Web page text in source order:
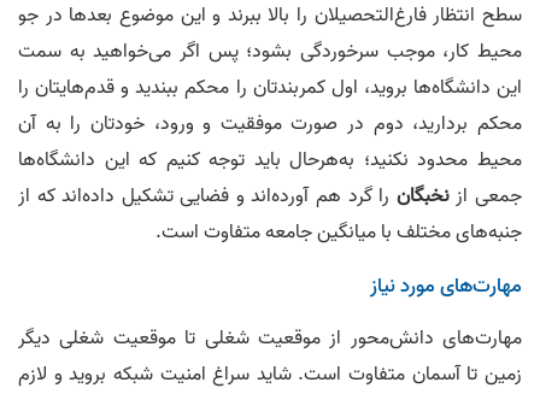
سطح انتظار فارغ‌التحصیلان را بالا ببرند و این موضوع بعدها در جو
محیط کار، موجب سرخوردگی بشود؛ پس اگر می‌خواهید به سمت
این دانشگاه‌ها بروید، اول کمربندتان را محکم ببندید و قدم‌هایتان را
محکم بردارید، دوم در صورت موفقیت و ورود، خودتان را به آن
محیط محدود نکنید؛ به‌هرحال باید توجه کنیم که این دانشگاه‌ها
جمعی ازنخبگان را گرد هم آورده‌اند و فضایی تشکیل داده‌اند که از
جنبه‌های مختلف با میانگین جامعه متفاوت است.
مهارت‌های مورد نیاز
مهارت‌های دانش‌محور از موقعیت شغلی تا موقعیت شغلی دیگر
زمین تا آسمان متفاوت است. شاید سراغ امنیت شبکه بروید و لازم